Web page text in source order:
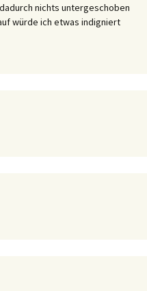
nichts untergeschoben
würde ich etwas indigniert